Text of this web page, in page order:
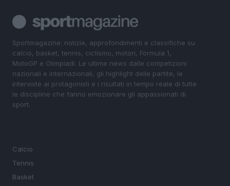
Sportmagazine: notizie, approfondimenti e classifiche su
calcio, basket, tennis, ciclismo, motori, Formula 1,
MotoGP e Olimpiadi. Le ultime news dalle competizioni
nazionali e internazionali, gli highlight delle partite, le
interviste ai protagonisti e i risultati in tempo reale di tutte
le discipline che fanno emozionare gli appassionati di
sport.
Calcio
Tennis
Basket